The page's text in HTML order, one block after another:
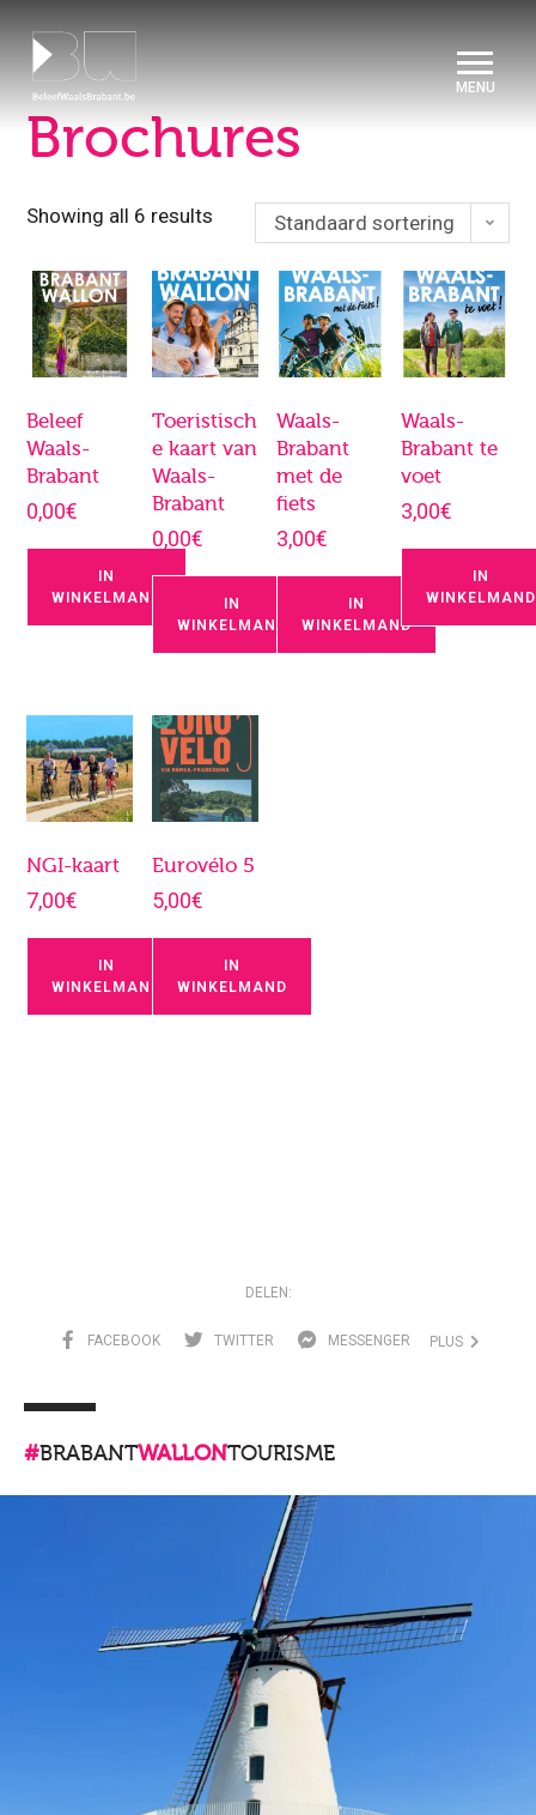
Home > Brochures
Brochures
Showing all 6 results Standaard sortering
Beleef
Waals-
Brabant
0,00€
IN
WINKELMAND
Toeristisch
e kaart van
Waals-
Brabant
0,00€
IN
WINKELMAND
Waals-
Brabant
met de
fiets
3,00€
IN
WINKELMAND
Waals-
Brabant te
voet
3,00€
IN
WINKELMAND
NGI-kaart
7,00€
IN
WINKELMAND
Eurovélo 5
5,00€
IN
WINKELMAND
DELEN:
FACEBOOK TWITTER MESSENGER PLUS
#BRABANTWALLONTOURISME